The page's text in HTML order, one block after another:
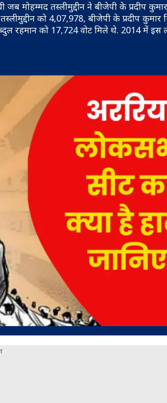
मोहम्मद तस्लीमुद्दीन ने बीजेपी के प्रदीप
को 4,07,978, बीजेपी के प्रदीप कुमार
रहमान को 17,724 वोट मिले थे. 2014 में इस